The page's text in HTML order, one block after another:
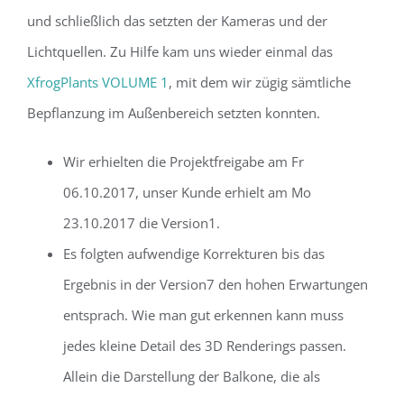
und schließlich das setzten der Kameras und der
Lichtquellen. Zu Hilfe kam uns wieder einmal das
XfrogPlants VOLUME 1 , mit dem wir zügig sämtliche
Bepflanzung im Außenbereich setzten konnten.
Wir erhielten die Projektfreigabe am Fr
06.10.2017, unser Kunde erhielt am Mo
23.10.2017 die Version1.
Es folgten aufwendige Korrekturen bis das
Ergebnis in der Version7 den hohen Erwartungen
entsprach. Wie man gut erkennen kann muss
jedes kleine Detail des 3D Renderings passen.
Allein die Darstellung der Balkone, die als